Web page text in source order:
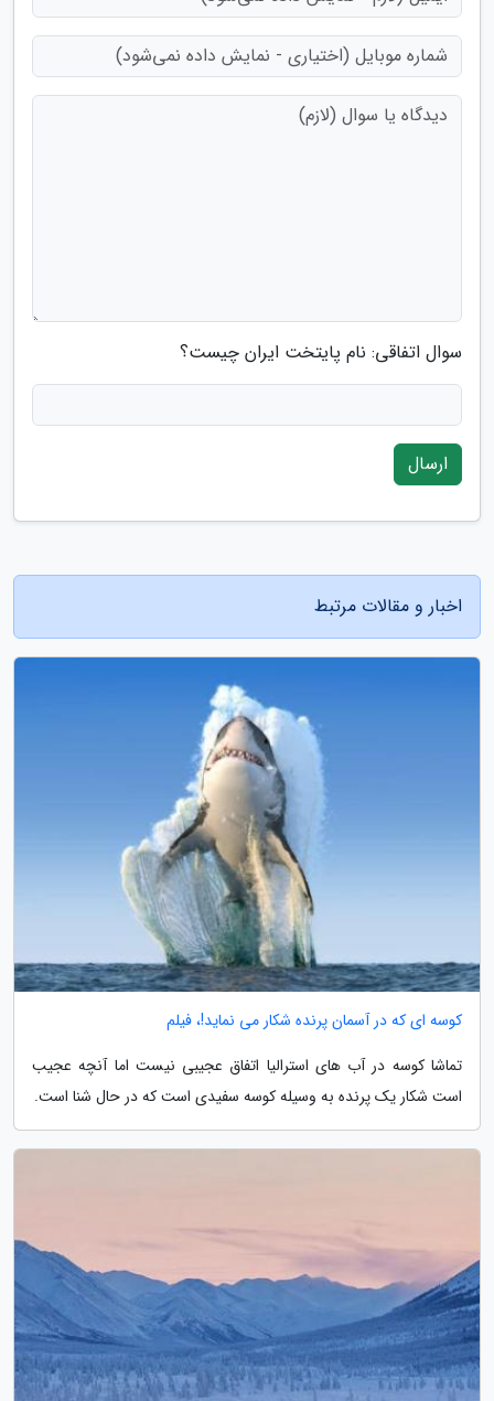
سوال اتفاقی: نام پایتخت ایران چیست؟
ارسال
اخبار و مقالات مرتبط
کوسه ای که در آسمان پرنده شکار می نماید!، فیلم
تماشا کوسه در آب های استرالیا اتفاق عجیبی نیست اما آنچه عجیب
است شکار یک پرنده به وسیله کوسه سفیدی است که در حال شنا است.